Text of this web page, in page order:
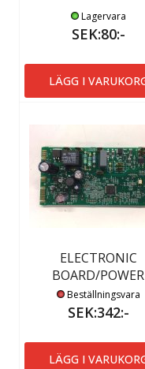
Lagervara
SEK:80:-
LÄGG I
ELECTRONIC
BOARD/POWER
Beställningsvara
SEK:342:-
LÄGG I